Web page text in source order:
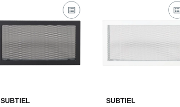
SUBTIEL
SUBTIEL